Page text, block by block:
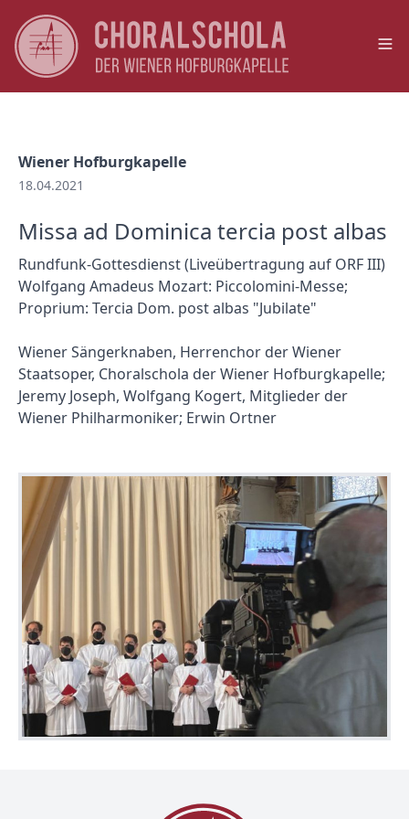
Wiener Hofburgkapelle
18.04.2021
Missa ad Dominica tercia post albas
Rundfunk-Gottesdienst (Liveübertragung auf ORF III)
Wolfgang Amadeus Mozart: Piccolomini-Messe;
Proprium: Tercia Dom. post albas "Jubilate"
Wiener Sängerknaben, Herrenchor der Wiener
Staatsoper, Choralschola der Wiener Hofburgkapelle;
Jeremy Joseph, Wolfgang Kogert, Mitglieder der
Wiener Philharmoniker; Erwin Ortner